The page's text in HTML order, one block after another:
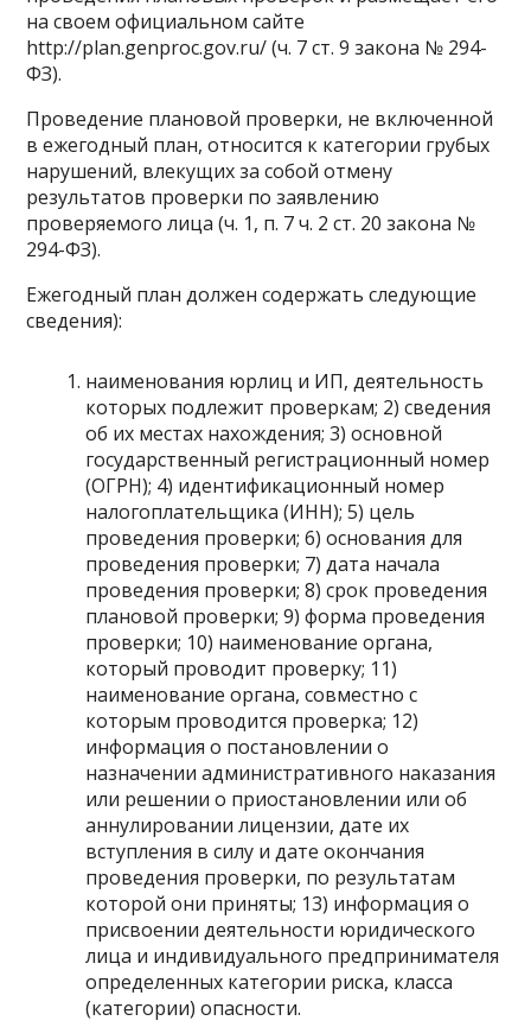
на своем официальном сайте
http://plan.genproc.gov.ru/ (ч. 7 ст. 9 закона № 294-
ФЗ).
Проведение плановой проверки, не включенной
в ежегодный план, относится к категории грубых
нарушений, влекущих за собой отмену
результатов проверки по заявлению
проверяемого лица (ч. 1, п. 7 ч. 2 ст. 20 закона №
294-ФЗ).
Ежегодный план должен содержать следующие
сведения):
наименования юрлиц и ИП, деятельность
которых подлежит проверкам; 2) сведения
об их местах нахождения; 3) основной
государственный регистрационный номер
(ОГРН); 4) идентификационный номер
налогоплательщика (ИНН); 5) цель
проведения проверки; 6) основания для
проведения проверки; 7) дата начала
проведения проверки; 8) срок проведения
плановой проверки; 9) форма проведения
проверки; 10) наименование органа,
который проводит проверку; 11)
наименование органа, совместно с
которым проводится проверка; 12)
информация о постановлении о
назначении административного наказания
или решении о приостановлении или об
аннулировании лицензии, дате их
вступления в силу и дате окончания
проведения проверки, по результатам
которой они приняты; 13) информация о
присвоении деятельности юридического
лица и индивидуального предпринимателя
определенных категории риска, класса
(категории) опасности.